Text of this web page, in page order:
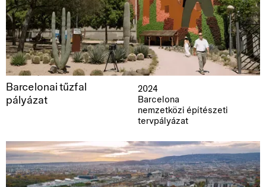
Barcelonai tűzfal
pályázat
2024
Barcelona
nemzetközi építészeti
tervpályázat